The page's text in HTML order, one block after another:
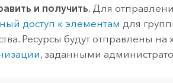
и получить. Для
доступ к элементам для
Ресурсы будут отправлены на
, заданными